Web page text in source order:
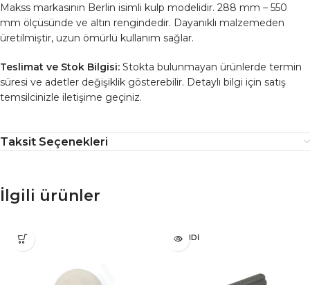
Makss markasının Berlin isimli kulp modelidir. 288 mm – 550
mm ölçüsünde ve altın rengindedir. Dayanıklı malzemeden
üretilmiştir, uzun ömürlü kullanım sağlar.
Teslimat ve Stok Bilgisi: Stokta bulunmayan ürünlerde termin
süresi ve adetler değişiklik gösterebilir. Detaylı bilgi için satış
temsilcinizle iletişime geçiniz.
Taksit Seçenekleri
İlgili ürünler
TÜKENDI